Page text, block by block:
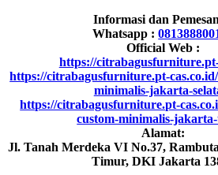
Informasi dan
Whatsapp :
Official Web :
https://
https://citrabagusfurniture.pt-
minimalis-jakarta-
https://citrabagusfurniture.pt-
custom-minimalis-
Alamat:
Jl. Tanah Merdeka VI No.37,
Timur, DKI Jakarta